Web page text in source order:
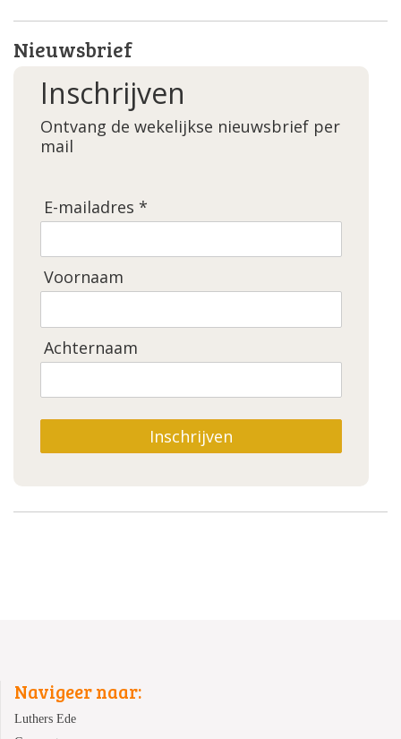
Nieuwsbrief
Inschrijven
Ontvang de wekelijkse nieuwsbrief per
mail
E-mailadres *
Voornaam
Achternaam
Inschrijven
Navigeer naar:
Luthers Ede